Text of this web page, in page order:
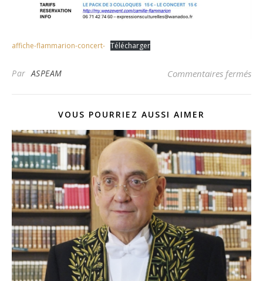
affiche-flammarion-concert- Télécharger
Par ASPEAM Commentaires fermés
VOUS POURRIEZ AUSSI AIMER